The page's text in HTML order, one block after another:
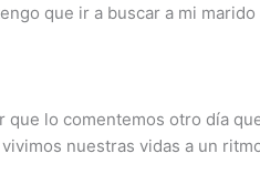
que ir a buscar a mi
lo comentemos otro día
nuestras vidas a un